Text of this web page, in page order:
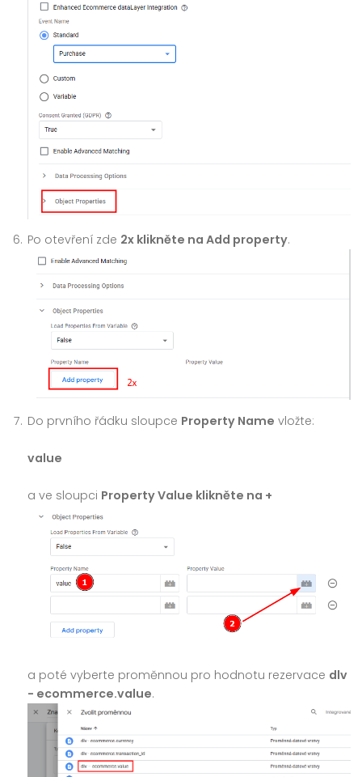
Po otevření zde 2x klikněte na Add property.
Do prvního řádku sloupce Property Name vložte:
value
a ve sloupci Property Value klikněte na +
a poté vyberte proměnnou pro hodnotu rezervace dlv
- ecommerce.value.